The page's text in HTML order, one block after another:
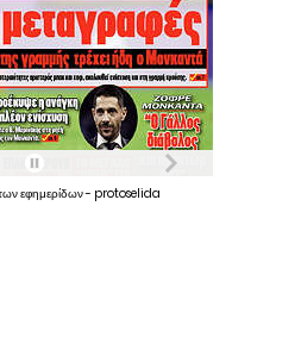
εφημερίδων- protoselida